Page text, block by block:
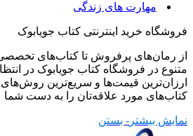
مهارت های زندگی
فروشگاه خرید اینترنتی کتاب جویابوک
از رمان‌های پرفروش تا کتاب‌های
متنوع در فروشگاه کتاب جویابوک در
ارزان‌ترین قیمت‌ها و سریع‌ترین
کتاب‌های مورد علاقه‌تان را به دست شما
نمایش بیشتر - بستن